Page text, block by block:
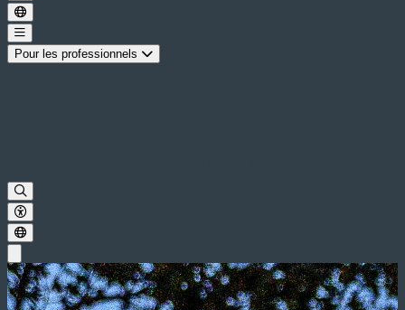
Pour les professionnels